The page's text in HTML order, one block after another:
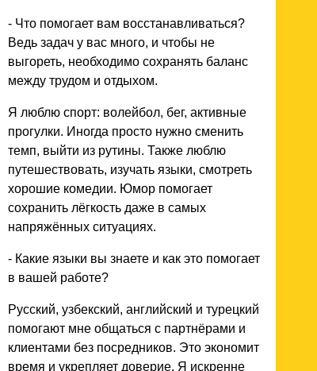
- Что помогает вам восстанавливаться?
Ведь задач у вас много, и чтобы не
выгореть, необходимо сохранять баланс
между трудом и отдыхом.
Я люблю спорт: волейбол, бег, активные
прогулки. Иногда просто нужно сменить
темп, выйти из рутины. Также люблю
путешествовать, изучать языки, смотреть
хорошие комедии. Юмор помогает
сохранить лёгкость даже в самых
напряжённых ситуациях.
- Какие языки вы знаете и как это помогает
в вашей работе?
Русский, узбекский, английский и турецкий
помогают мне общаться с партнёрами и
клиентами без посредников. Это экономит
время и укрепляет доверие. Я искренне